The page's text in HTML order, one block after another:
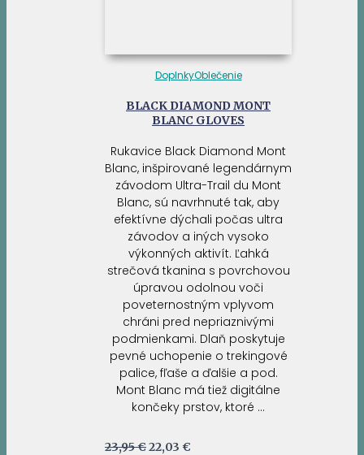
DoplnkyOblečenie
BLACK DIAMOND MONT
BLANC GLOVES
Rukavice Black Diamond Mont
Blanc, inšpirované legendárnym
závodom Ultra-Trail du Mont
Blanc, sú navrhnuté tak, aby
efektívne dýchali počas ultra
závodov a iných vysoko
výkonných aktivít. Ľahká
strečová tkanina s povrchovou
úpravou odolnou voči
poveternostným vplyvom
chráni pred nepriaznivými
podmienkami. Dlaň poskytuje
pevné uchopenie o trekingové
palice, fľaše a ďalšie a pod.
Mont Blanc má tiež digitálne
končeky prstov, ktoré …
23,95€Pôvodná
22,03 €